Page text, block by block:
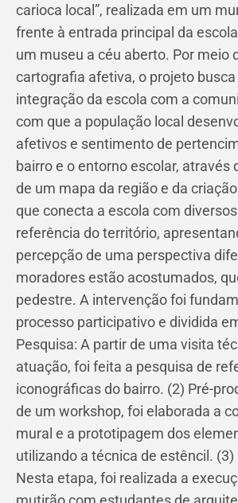
carioca local”, realizada em um
frente à entrada principal da
um museu a céu aberto. Por meio
cartografia afetiva, o projeto
integração da escola com a
com que a população local
afetivos e sentimento de
bairro e o entorno escolar, através
de um mapa da região e da
que conecta a escola com
referência do território,
percepção de uma perspectiva
moradores estão acostumados,
pedestre. A intervenção foi
processo participativo e dividida
Pesquisa: A partir de uma visita
atuação, foi feita a pesquisa de
iconográficas do bairro. (2) Pré-
de um workshop, foi elaborada a
mural e a prototipagem dos
utilizando a técnica de estêncil. (3)
Nesta etapa, foi realizada a